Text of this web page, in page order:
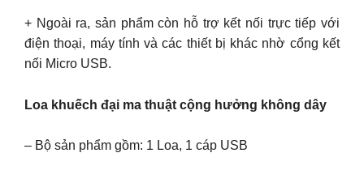
+ Ngoài ra, sản phẩm còn hỗ trợ kết nối trực tiếp với
điện thoại, máy tính và các thiết bị khác nhờ cổng kết
nối Micro USB.
Loa khuếch đại ma thuật cộng hưởng không dây
– Bộ sản phẩm gồm: 1 Loa, 1 cáp USB